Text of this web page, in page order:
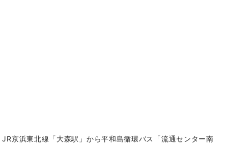
JR京浜東北線「大森駅」から平和島循環バス「流通センター南